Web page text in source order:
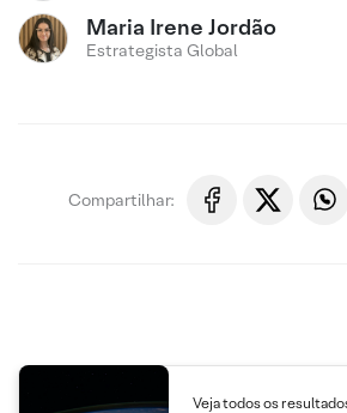
Maria Irene Jordão
Estrategista Global
Compartilhar:
Veja todos os